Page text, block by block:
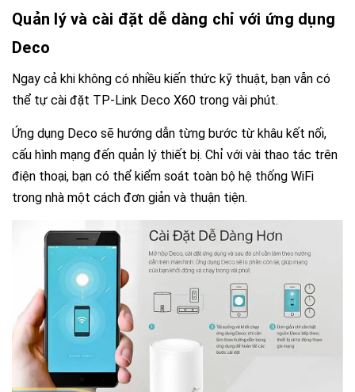
Quản lý và cài đặt dễ dàng chỉ với ứng dụng
Deco
Ngay cả khi không có nhiều kiến thức kỹ thuật, bạn vẫn có
thể tự cài đặt TP-Link Deco X60 trong vài phút.
Ứng dụng Deco sẽ hướng dẫn từng bước từ khâu kết nối,
cấu hình mạng đến quản lý thiết bị. Chỉ với vài thao tác trên
điện thoại, bạn có thể kiểm soát toàn bộ hệ thống WiFi
trong nhà một cách đơn giản và thuận tiện.